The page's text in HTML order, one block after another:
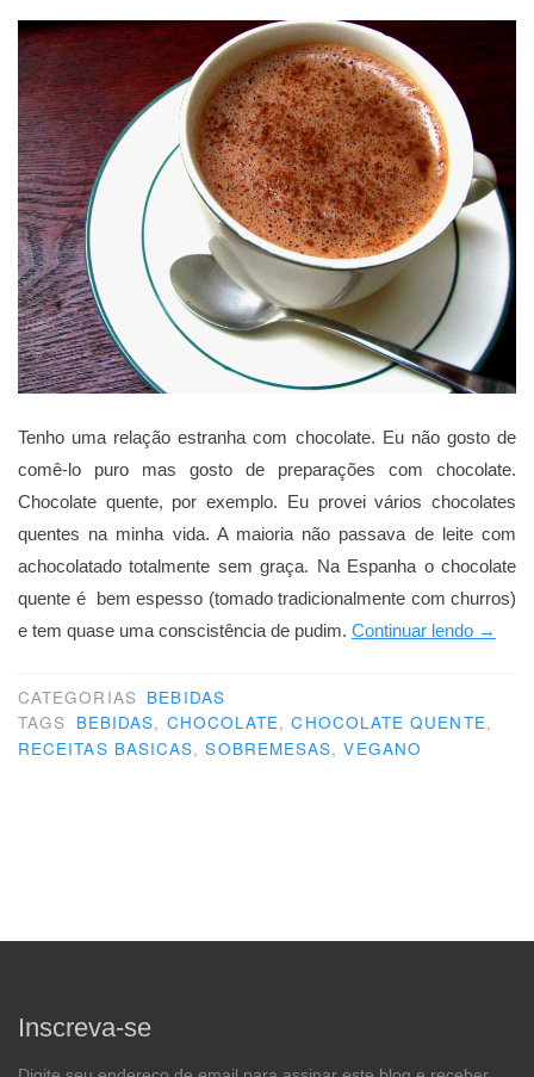
Tenho uma relação estranha com chocolate. Eu não gosto de
comê-lo puro mas gosto de preparações com chocolate.
Chocolate quente, por exemplo. Eu provei vários chocolates
quentes na minha vida. A maioria não passava de leite com
achocolatado totalmente sem graça. Na Espanha o chocolate
quente é bem espesso (tomado tradicionalmente com churros)
e tem quase uma conscistência de pudim. Continuar lendo “O
um
→
CATEGORIAS BEBIDAS
TAGS BEBIDAS, CHOCOLATE,CHOCOLATE QUENTE,
RECEITAS BASICAS,SOBREMESAS,VEGANO
Inscreva-se